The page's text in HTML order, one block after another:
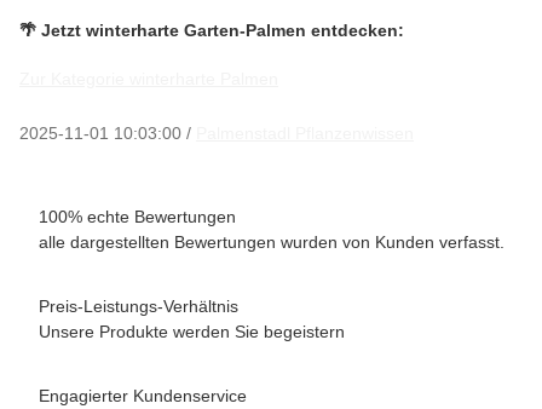
🌴 Jetzt winterharte Garten-Palmen entdecken:
2025-11-01 10:03:00 /
100% echte Bewertungen
alle dargestellten Bewertungen wurden von Kunden verfasst.
Preis-Leistungs-Verhältnis
Unsere Produkte werden Sie begeistern
Engagierter Kundenservice